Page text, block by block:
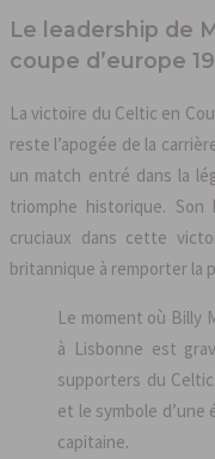
Le leadership de
coupe d’europe
La victoire du Celtic en
reste l’apogée de la
un match entré dans la
triomphe historique.
cruciaux dans cette
britannique à remporter la
Le moment où Billy
à Lisbonne est
supporters du
et le symbole d’une
capitaine.